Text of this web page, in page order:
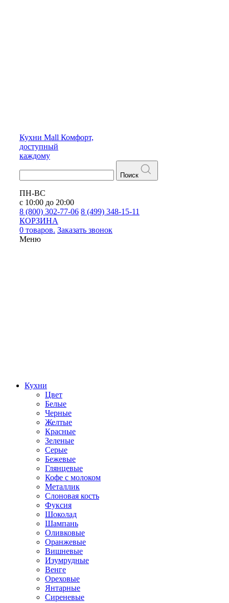
Кухни Mall Комфорт,
доступный
каждому
Поиск
ПН-ВС
с 10:00 до 20:00
8 (800) 302-77-06 8 (499) 348-15-11
КОРЗИНА
0 товаров. Заказать звонок
Меню
Кухни
Цвет
Белые
Черные
Желтые
Красные
Зеленые
Серые
Бежевые
Глянцевые
Кофе с молоком
Металлик
Слоновая кость
Фуксия
Шоколад
Шампань
Оливковые
Оранжевые
Вишневые
Изумрудные
Венге
Ореховые
Янтарные
Сиреневые